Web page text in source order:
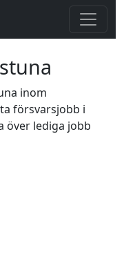
inom
försvarsjobb i
över lediga jobb